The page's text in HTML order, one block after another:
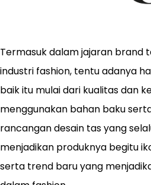
Termasuk dalam jajaran brand
industri fashion, tentu adanya
baik itu mulai dari kualitas dan
menggunakan bahan baku
rancangan desain tas yang
menjadikan produknya begitu
serta trend baru yang